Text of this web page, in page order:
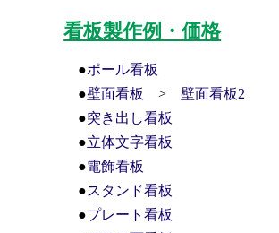
看板製作例・価格
●ポール看板
●壁面看板 >壁面看板2
●突き出し看板
●立体文字看板
●電飾看板
●スタンド看板
●プレート看板